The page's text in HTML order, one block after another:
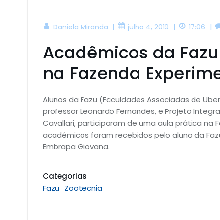
Daniela Miranda | julho 4, 2019 | 17:06 |
Acadêmicos da
na Fazenda
Alunos da Fazu (Faculdades Associadas de
professor Leonardo Fernandes, e Projeto
Cavallari, participaram de uma aula prática na
acadêmicos foram recebidos pelo aluno da
Embrapa Giovana.
Categorias
Fazu Zootecnia